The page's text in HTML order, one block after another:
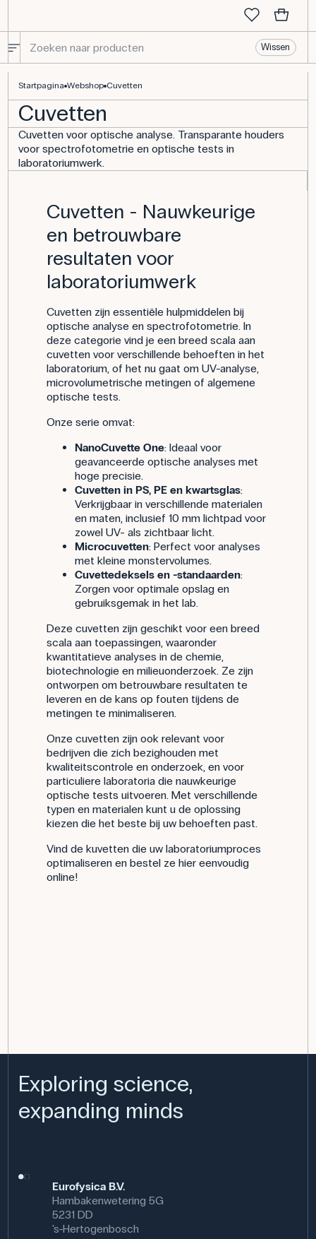
Wissen
Startpagina Webshop Cuvetten
Cuvetten
Cuvetten voor optische analyse. Transparante houders
voor spectrofotometrie en optische tests in
laboratoriumwerk.
Cuvetten - Nauwkeurige
en betrouwbare
resultaten voor
laboratoriumwerk
Cuvetten zijn essentiële hulpmiddelen bij
optische analyse en spectrofotometrie. In
deze categorie vind je een breed scala aan
cuvetten voor verschillende behoeften in het
laboratorium, of het nu gaat om UV-analyse,
microvolumetrische metingen of algemene
optische tests.
Onze serie omvat:
NanoCuvette One: Ideaal voor
geavanceerde optische analyses met
hoge precisie.
Cuvetten in PS, PE en kwartsglas:
Verkrijgbaar in verschillende materialen
en maten, inclusief 10 mm lichtpad voor
zowel UV- als zichtbaar licht.
Microcuvetten: Perfect voor analyses
met kleine monstervolumes.
Cuvettedeksels en -standaarden:
Zorgen voor optimale opslag en
gebruiksgemak in het lab.
Deze cuvetten zijn geschikt voor een breed
scala aan toepassingen, waaronder
kwantitatieve analyses in de chemie,
biotechnologie en milieuonderzoek. Ze zijn
ontworpen om betrouwbare resultaten te
leveren en de kans op fouten tijdens de
metingen te minimaliseren.
Onze cuvetten zijn ook relevant voor
bedrijven die zich bezighouden met
kwaliteitscontrole en onderzoek, en voor
particuliere laboratoria die nauwkeurige
optische tests uitvoeren. Met verschillende
typen en materialen kunt u de oplossing
kiezen die het beste bij uw behoeften past.
Vind de kuvetten die uw laboratoriumproces
optimaliseren en bestel ze hier eenvoudig
online!
Exploring science,
expanding minds
Eurofysica B.V.
Hambakenwetering 5G
5231 DD
's-Hertogenbosch